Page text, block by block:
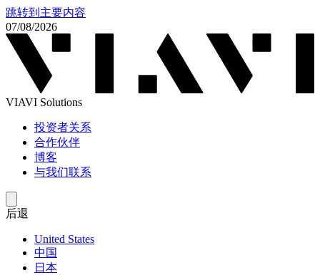
跳转到主要内容
07/08/2026
VIAVI Solutions
投资者关系
合作伙伴
博客
与我们联系
后退
United States
中国
日本